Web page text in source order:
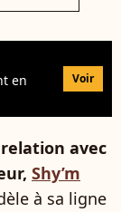
en
Voir
avec
Shy’m
à sa ligne